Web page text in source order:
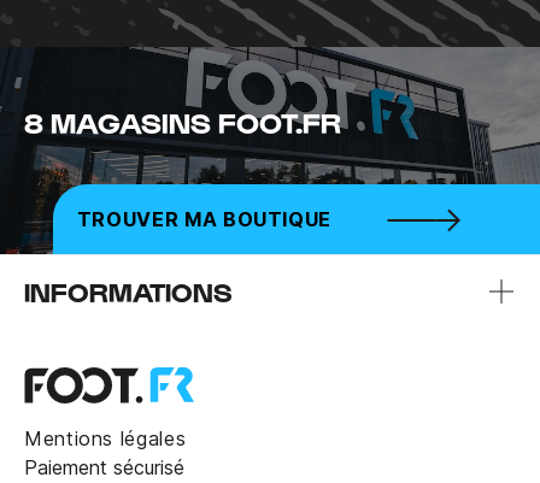
8 MAGASINS FOOT.FR
TROUVER MA BOUTIQUE
INFORMATIONS
Mentions légales
Paiement sécurisé